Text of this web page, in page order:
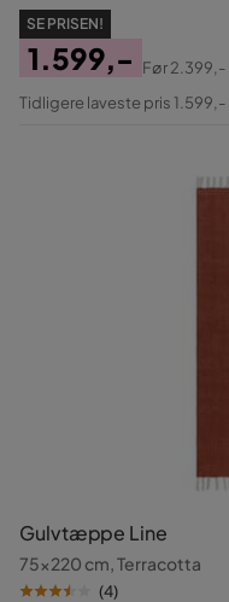
SE PRISEN!
Pris
1.599,-
Original
Før2.399,-
Tidligere laveste pris 1.599,-
Gulvtæppe Line
75x220 cm, Terracotta
(4)